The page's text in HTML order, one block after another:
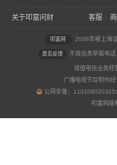
关于叩富问财 客服
叩富网 2008年被上海
意见反馈 不良信息举报电
增值电信业务
广播电视节目制作
公网安备：
叩富网